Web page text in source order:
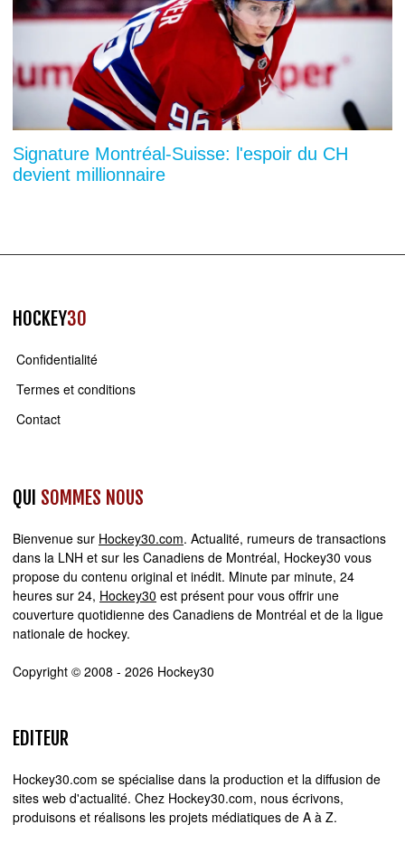
Signature Montréal-Suisse: l'espoir du CH
devient millionnaire
HOCKEY30
Confidentialité
Termes et conditions
Contact
QUI SOMMES NOUS
Bienvenue sur Hockey30.com. Actualité, rumeurs de transactions
dans la LNH et sur les Canadiens de Montréal, Hockey30 vous
propose du contenu original et inédit. Minute par minute, 24
heures sur 24, Hockey30 est présent pour vous offrir une
couverture quotidienne des Canadiens de Montréal et de la ligue
nationale de hockey.
Copyright © 2008 - 2026 Hockey30
EDITEUR
Hockey30.com se spécialise dans la production et la diffusion de
sites web d'actualité. Chez Hockey30.com, nous écrivons,
produisons et réalisons les projets médiatiques de A à Z.